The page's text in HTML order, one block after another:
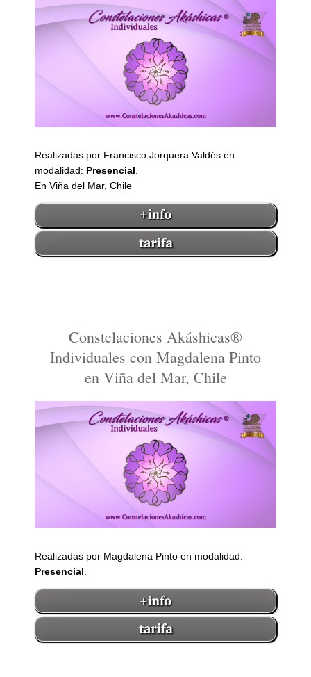
Realizadas por Francisco Jorquera Valdés en
modalidad: Presencial
En Viña del Mar, Chile
Constelaciones Akáshicas®
Individuales con Magdalena Pinto
en Viña del Mar, Chile
Realizadas por Magdalena Pinto en modalidad:
Presencial